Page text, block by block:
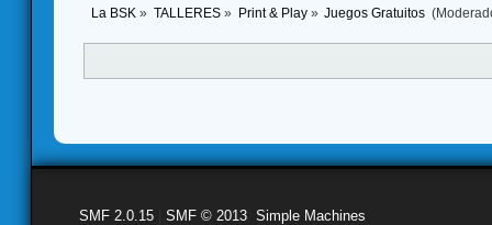
La BSK » TALLERES» Print & Play» Juegos Gratuitos
SMF 2.0.15 SMF © 2013 Simple Machines